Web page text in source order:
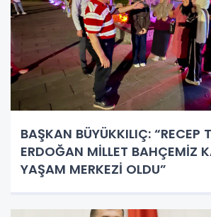
BAŞKAN BÜYÜKKILIÇ: “RECEP
ERDOĞAN MİLLET BAHÇEMİZ
YAŞAM MERKEZİ OLDU”